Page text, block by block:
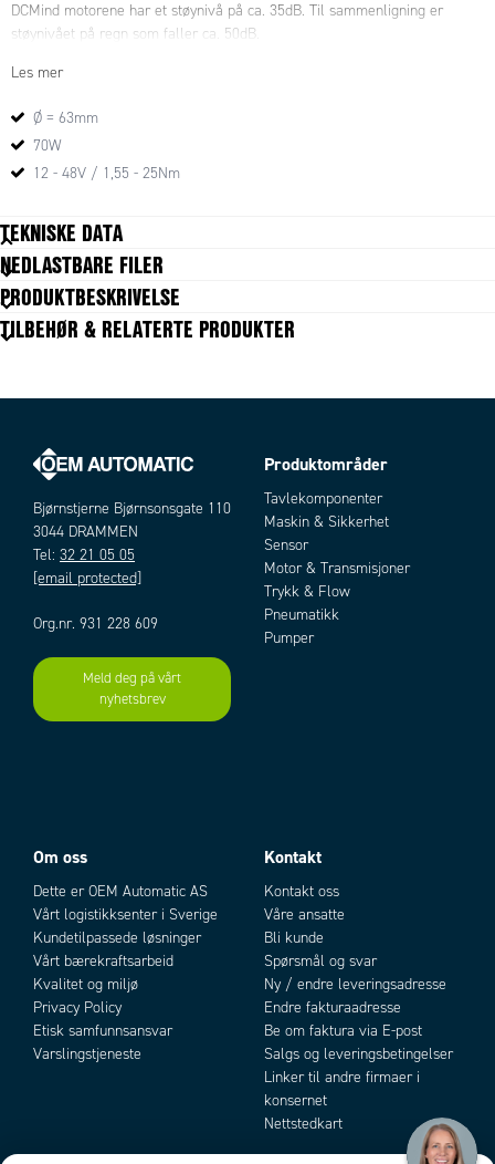
DCMind motorene har et støynivå på ca. 35dB. Til sammenligning er
støynivået på regn som faller ca. 50dB.
Motorene leveres standard som IP65, men de kan leveres med IP-klasse
De er også sertifiserte for blandt annet UL og diverse andre spesifikke
sertifikater mot medisin- og husholdningsindustrien.
Les mer
Ø = 63mm
70W
12 - 48V / 1,55 - 25Nm
TEKNISKE DATA
Hastighet nominell
IP-klasse IP65
Motor med gir Ja
Strøm nominell 6,5 A
NEDLASTBARE FILER
PRODUKTBESKRIVELSE
TILBEHØR & RELATERTE PRODUKTER
Add to existing cart row
Bjørnstjerne Bjørnsonsgate 110
3044 DRAMMEN
Tel: 32 21 05 05
[email protected]
Org.nr. 931 228 609
Meld deg på vårt
nyhetsbrev
Produktområder
Tavlekomponenter
Maskin & Sikkerhet
Sensor
Motor & Transmisjoner
Trykk & Flow
Pneumatikk
Pumper
Om oss
Dette er OEM Automatic AS
Vårt logistikksenter i Sverige
Kundetilpassede løsninger
Vårt bærekraftsarbeid
Kvalitet og miljø
Privacy Policy
Etisk samfunnsansvar
Varslingstjeneste
Kontakt
Kontakt oss
Våre ansatte
Bli kunde
Spørsmål og svar
Ny / endre leveringsadresse
Endre fakturaadresse
Be om faktura via E-post
Salgs og leveringsbetingelser
Linker til andre firmaer i
konsernet
Nettstedkart